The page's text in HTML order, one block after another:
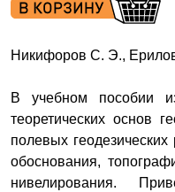
Никифоров С. Э.,
В учебном пособии
теоретических основ
полевых
обоснования,
нивелирования.